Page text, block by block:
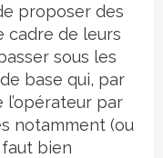
proposer des
cadre de leurs
sous les
base qui, par
par
notamment (ou
faut bien